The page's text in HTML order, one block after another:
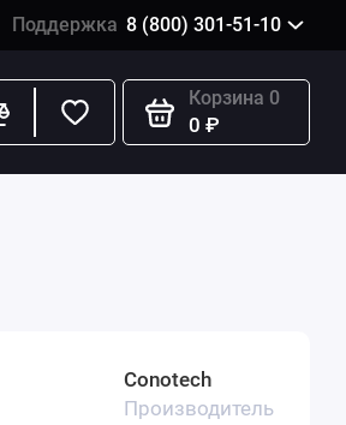
Поддержка 8 (800) 301-51-10
Корзина 0
0 ₽
Conotech
Производитель